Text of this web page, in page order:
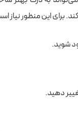
برای این منظور نیاز
شوید.